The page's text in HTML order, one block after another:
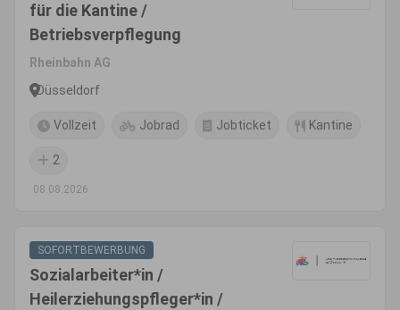
für die Kantine /
Betriebsverpflegung
Rheinbahn AG
Düsseldorf
Vollzeit Jobrad Jobticket Kantine
2
08.08.2026
SOFORTBEWERBUNG
Sozialarbeiter*in /
Heilerziehungspfleger*in /